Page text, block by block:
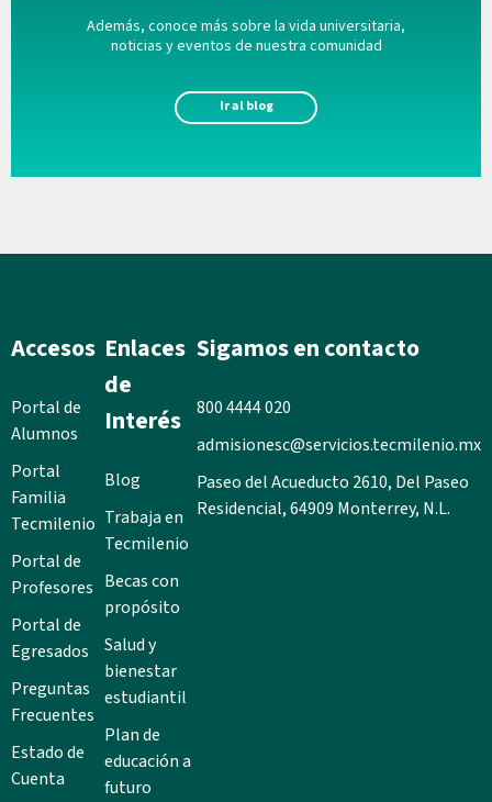
Además, conoce más sobre la vida universitaria,
noticias y eventos de nuestra comunidad
Ir al blog
Accesos
Portal de
Alumnos
Portal
Familia
Tecmilenio
Portal de
Profesores
Portal de
Egresados
Preguntas
Frecuentes
Estado de
Cuenta
Enlaces
de
Interés
Blog
Trabaja en
Tecmilenio
Becas con
propósito
Salud y
bienestar
estudiantil
Plan de
educación a
futuro
Sigamos en contacto
800 4444 020
admisionesc@servicios.tecmilenio.mx
Paseo del Acueducto 2610, Del Paseo
Residencial, 64909 Monterrey, N.L.